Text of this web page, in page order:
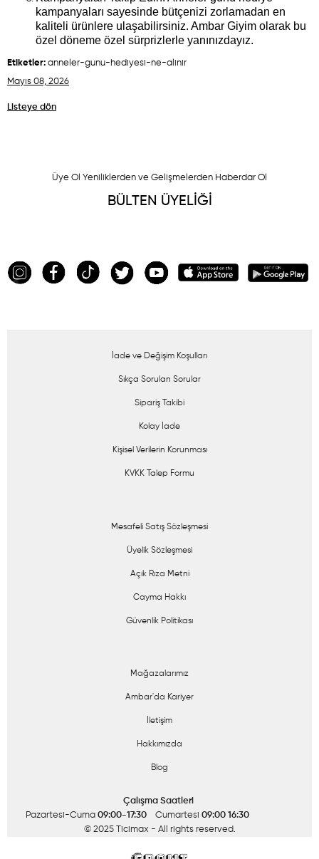
kampanyaları sayesinde bütçenizi zorlamadan en
kaliteli ürünlere ulaşabilirsiniz. Ambar Giyim olarak bu
özel döneme özel sürprizlerle yanınızdayız.
Etiketler: anneler-gunu-hediyesi-ne-alinir
Mayıs 08, 2026
Listeye dön
Üye Ol Yeniliklerden ve Gelişmelerden Haberdar Ol
BÜLTEN ÜYELİĞİ
İade ve Değişim Koşulları
Sıkça Sorulan Sorular
Sipariş Takibi
Kolay İade
Kişisel Verilerin Korunması
KVKK Talep Formu
Mesafeli Satış Sözleşmesi
Üyelik Sözleşmesi
Açık Rıza Metni
Cayma Hakkı
Güvenlik Politikası
Mağazalarımız
Ambar'da Kariyer
İletişim
Hakkımızda
Blog
Çalışma Saatleri
Pazartesi-Cuma 09:00-17:30 Cumartesi 09:00 16:30
© 2025 Ticimax - All rights reserved.